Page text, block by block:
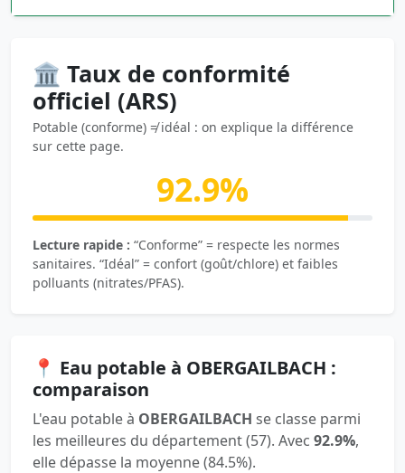
🏛️ Taux de conformité
officiel (ARS)
Potable (conforme) ≠ idéal : on explique la différence
sur cette page.
92.9%
Lecture rapide : “Conforme” = respecte les normes
sanitaires. “Idéal” = confort (goût/chlore) et faibles
polluants (nitrates/PFAS).
📍 Eau potable à OBERGAILBACH :
comparaison
L'eau potable à OBERGAILBACH se classe parmi
les meilleures du département (57). Avec 92.9%,
elle dépasse la moyenne (84.5%).